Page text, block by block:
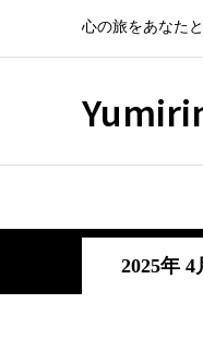
心の旅をあなたと
2025年 4